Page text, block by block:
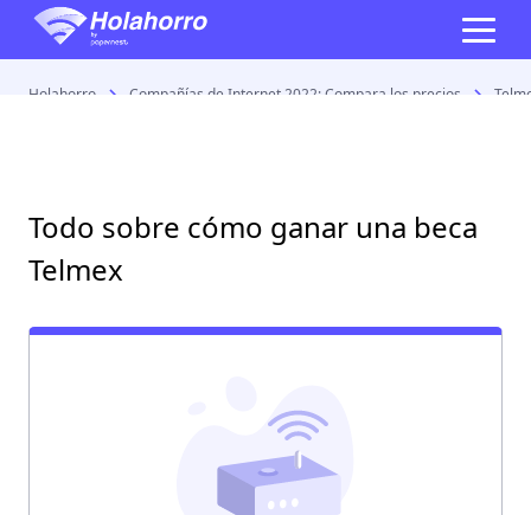
Holahorro Compañías de Internet 2022: Compara los precios
Todo sobre cómo ganar una beca
Telmex